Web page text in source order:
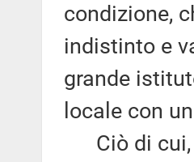
condizione,
indistinto e
grande
locale con
Ciò di cui,